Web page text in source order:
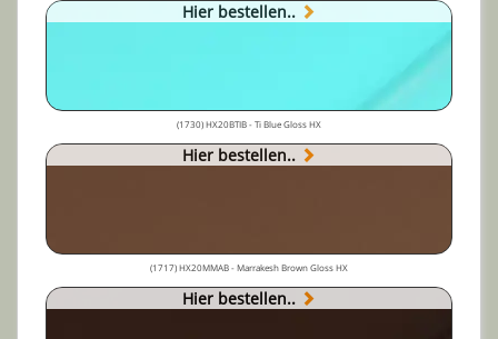
Hier bestellen..
(1730) HX20BTIB - Ti Blue Gloss HX
Hier bestellen..
(1717) HX20MMAB - Marrakesh Brown Gloss HX
Hier bestellen..